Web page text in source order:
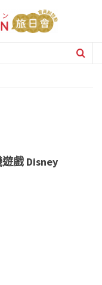
戲 Disney